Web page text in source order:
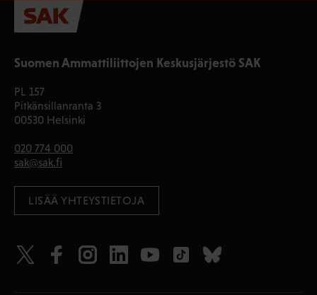
Suomen Ammattiliittojen Keskusjärjestö SAK
PL 157
Pitkänsillanranta 3
00530 Helsinki
020 774 000
sak@sak.fi
LISÄÄ YHTEYSTIETOJA